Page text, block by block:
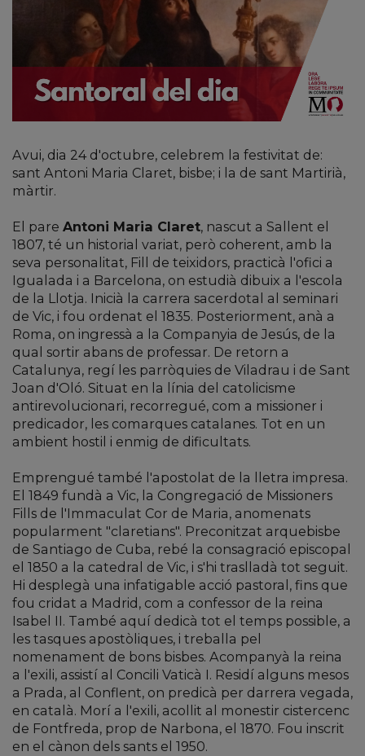
Avui, dia 24 d'octubre, celebrem la festivitat de:
sant Antoni Maria Claret, bisbe; i la de sant Martirià,
màrtir.
El pare Antoni Maria Claret, nascut a Sallent el
1807, té un historial variat, però coherent, amb la
seva personalitat, Fill de teixidors, practicà l'ofici a
Igualada i a Barcelona, on estudià dibuix a l'escola
de la Llotja. Inicià la carrera sacerdotal al seminari
de Vic, i fou ordenat el 1835. Posteriorment, anà a
Roma, on ingressà a la Companyia de Jesús, de la
qual sortir abans de professar. De retorn a
Catalunya, regí les parròquies de Viladrau i de Sant
Joan d'Oló. Situat en la línia del catolicisme
antirevolucionari, recorregué, com a missioner i
predicador, les comarques catalanes. Tot en un
ambient hostil i enmig de dificultats.
Emprengué també l'apostolat de la lletra impresa.
El 1849 fundà a Vic, la Congregació de Missioners
Fills de l'Immaculat Cor de Maria, anomenats
popularment "claretians". Preconitzat arquebisbe
de Santiago de Cuba, rebé la consagració episcopal
el 1850 a la catedral de Vic, i s'hi traslladà tot seguit.
Hi desplegà una infatigable acció pastoral, fins que
fou cridat a Madrid, com a confessor de la reina
Isabel II. També aquí dedicà tot el temps possible, a
les tasques apostòliques, i treballa pel
nomenament de bons bisbes. Acompanyà la reina
a l'exili, assistí al Concili Vaticà I. Residí alguns mesos
a Prada, al Conflent, on predicà per darrera vegada,
en català. Morí a l'exili, acollit al monestir cistercenc
de Fontfreda, prop de Narbona, el 1870. Fou inscrit
en el cànon dels sants el 1950.